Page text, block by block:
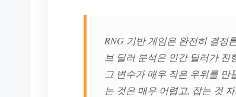
RNG 기반 게임은 완전히 결정
브 딜러 분석은 인간 딜러가
그 변수가 매우 작은 우위를
는 것은 매우 어렵고, 잡는 것